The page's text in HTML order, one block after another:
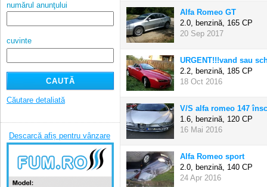
numărul anunţului
cuvinte
Căutare detaliată
Descarcă afiș pentru vânzare
Alfa Romeo GT
2.0, benzină, 165 CP
20 Sep 2017
URGENT!!!vand sau
2.2, benzină, 185 CP
18 Oct 2016
V/S alfa romeo 147
1.6, benzină, 120 CP
16 Mai 2016
Alfa Romeo sport
2.0, benzină, 140 CP
24 Apr 2016